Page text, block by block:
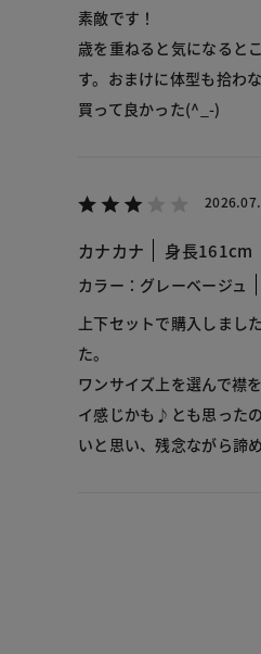
素敵です！
歳を重ねると気になると
す。おまけに体型も拾わ
買って良かった(^_-)
カナカナ 身長161cm
カラー：グレーベージュ
上下セットで購入しまし
た。
ワンサイズ上を選んで襟
イ感じかも♪とも思った
いと思い、残念ながら諦